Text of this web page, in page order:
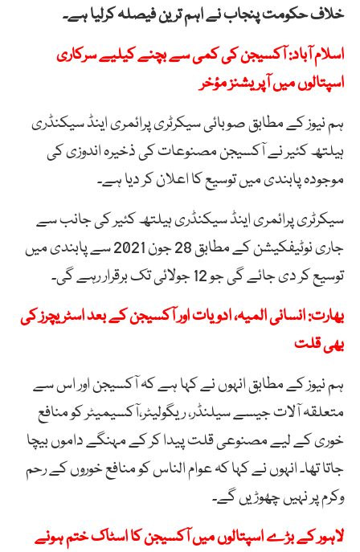
خلاف حکومت پنجاب نے اہم ترین فیصلہ کرلیا ہے۔
اسلام آباد: آکسیجن کی کمی سے بچنے کیلیے سرکاری
اسپتالوں میں آپریشنز مؤخر
ہم نیوز کے مطابق صوبائی سیکرٹری پرائمری اینڈ سیکنڈری
ہیلتھ کئیر نے آکسیجن مصنوعات کی ذخیرہ ‏اندوزی کی
موجودہ پابندی میں توسیع کا اعلان کر دیا ہے۔
سیکرٹری پرائمری اینڈ سیکنڈری ہیلتھ کئیر کی جانب سے
جاری نوٹیفکیشن کے مطابق 28 جون ‏‏2021 سے پابندی میں
توسیع کر دی جائے گی جو 12 جولائی تک برقرار رہے گی۔‎ ‎
بھارت: انسانی المیہ، ادویات اور آکسیجن کے بعد اسٹریچرز کی
بھی قلت
ہم نیوز کے مطابق انہوں نے کہا ہے کہ آکسیجن اور اس سے
متعلقہ آلات جیسے سیلنڈر، ریگولیٹر،آکسیمیٹر کو منافع
‏خوری کے لیے مصنوعی قلت پیدا کر کے مہنگے داموں بیچا
جاتا تھا۔ انہوں نے کہا کہ عوام الناس کو منافع خوروں ‏کے رحم
وکرم پر نہیں چھوڑیں گے۔
لاہور کے بڑے اسپتالوں میں آکسیجن کا اسٹاک ختم ہونے